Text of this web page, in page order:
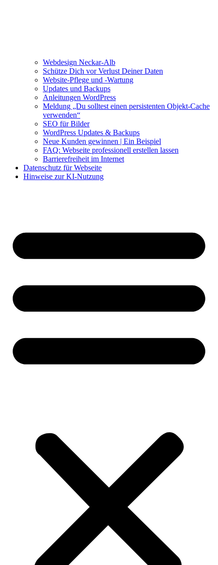
Webdesign Neckar-Alb
Schütze Dich vor Verlust Deiner Daten
Website-Pflege und -Wartung
Updates und Backups
Anleitungen WordPress
Meldung „Du solltest einen persistenten Objekt-Cache
verwenden“
SEO für Bilder
WordPress Updates & Backups
Neue Kunden gewinnen | Ein Beispiel
FAQ: Webseite professionell erstellen lassen
Barrierefreiheit im Internet
Datenschutz für Webseite
Hinweise zur KI-Nutzung